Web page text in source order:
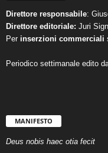
Direttore responsabile:
Direttore editoriale: Juri
Per inserzioni commerciali
Periodico settimanale edito
MANIFESTO
Deus nobis haec otia fecit